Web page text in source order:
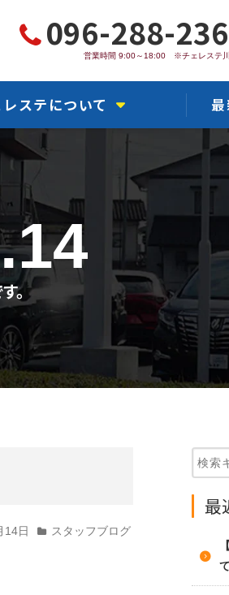
096-288-
営業時間 9:00～18:00 ※チェレステ
ステについて
チェレステ川尻店
レステ熊本インター店
チェレステ浜線店
チェレステ保田窪店
チェレステ力合店
チェレステ人吉店
CMギャラリー
。
14日 スタッフブログ
最
て